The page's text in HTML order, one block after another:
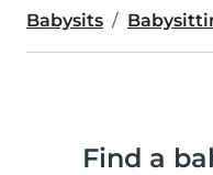
Babysits
Find a